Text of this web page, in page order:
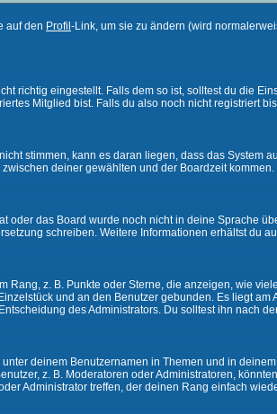
auf den Profil -Link, um sie zu ändern (wird
richtig eingestellt. Falls dem so ist, solltest du die
Mitglied bist. Falls du also noch nicht registriert
stimmen, kann es daran liegen, dass das System
deiner gewählten und der Boardzeit kommen.
das Board wurde noch nicht in deine Sprache
schreiben. Weitere Informationen erhältst du
z. B. Punkte oder Sterne, die anzeigen, wie
und an den Benutzer gebunden. Es liegt
des Administrators. Du solltest ihn nach
deinem Benutzernamen in Themen und in
z. B. Moderatoren oder Administratoren,
Administrator treffen, der deinen Rang einfach